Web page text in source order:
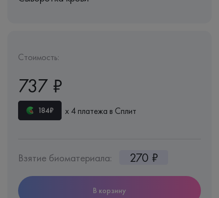
Стоимость:
737 ₽
184₽ х 4 платежа в Сплит
Взятие биоматериала: 270 ₽
В корзину